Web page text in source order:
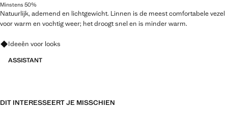
Minstens 50%
Natuurlijk, ademend en lichtgewicht. Linnen is de meest comfortabele vezel
voor warm en vochtig weer; het droogt snel en is minder warm.
Vraag om outfitideeën, kledingstukken en trends
Ideeën voor looks
ASSISTANT
DIT INTERESSEERT JE MISSCHIEN